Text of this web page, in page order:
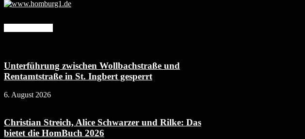
Unterführung zwischen Wollbachstraße und
Rentamtstraße in St. Ingbert gesperrt
6. August 2026
Christian Streich, Alice Schwarzer und Rilke: Das
bietet die HomBuch 2026